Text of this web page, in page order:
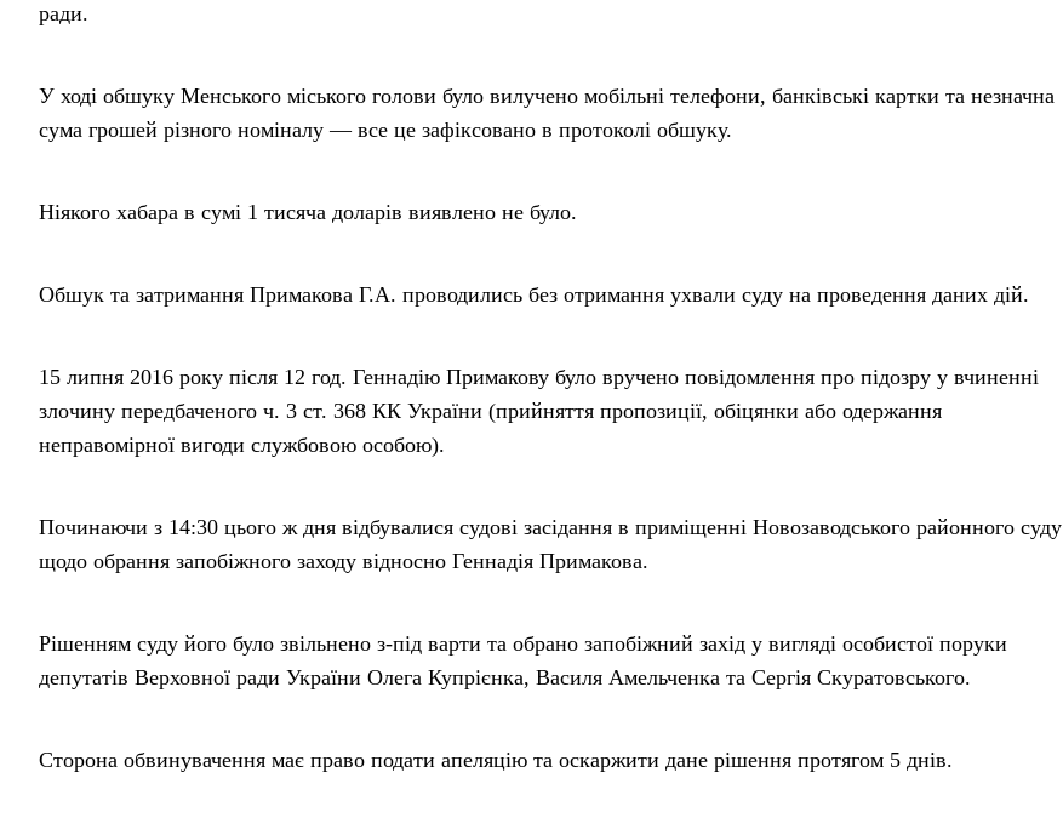
ради.
У ході обшуку Менського міського голови було вилучено мобільні телефони, банківські картки та незначна
сума грошей різного номіналу — все це зафіксовано в протоколі обшуку.
Ніякого хабара в сумі 1 тисяча доларів виявлено не було.
Обшук та затримання Примакова Г.А. проводились без отримання ухвали суду на проведення даних дій.
15 липня 2016 року після 12 год. Геннадію Примакову було вручено повідомлення про підозру у вчиненні
злочину передбаченого ч. 3 ст. 368 КК України (прийняття пропозиції, обіцянки або одержання
неправомірної вигоди службовою особою).
Починаючи з 14:30 цього ж дня відбувалися судові засідання в приміщенні Новозаводського районного суду
щодо обрання запобіжного заходу відносно Геннадія Примакова.
Рішенням суду його було звільнено з-під варти та обрано запобіжний захід у вигляді особистої поруки
депутатів Верховної ради України Олега Купрієнка, Василя Амельченка та Сергія Скуратовського.
Сторона обвинувачення має право подати апеляцію та оскаржити дане рішення протягом 5 днів.